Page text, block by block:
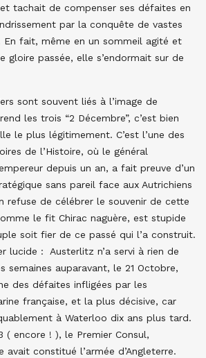
tachait de compenser ses défaites en
par la conquête de vastes
En fait, même en un sommeil agité et
gloire passée, elle s’endormait sur de
sont souvent liés à l’image de
les trois “2 Décembre”, c’est bien
le plus légitimement. C’est l’une des
de l’Histoire, où le général
depuis un an, a fait preuve d’un
sans pareil face aux Autrichiens
refuse de célébrer le souvenir de cette
le fit Chirac naguère, est stupide
soit fier de ce passé qui l’a construit.
lucide : Austerlitz n’a servi à rien de
semaines auparavant, le 21 Octobre,
des défaites infligées par les
française, et la plus décisive, car
à Waterloo dix ans plus tard.
( encore ! ), le Premier Consul,
avait constitué l’armée d’Angleterre.